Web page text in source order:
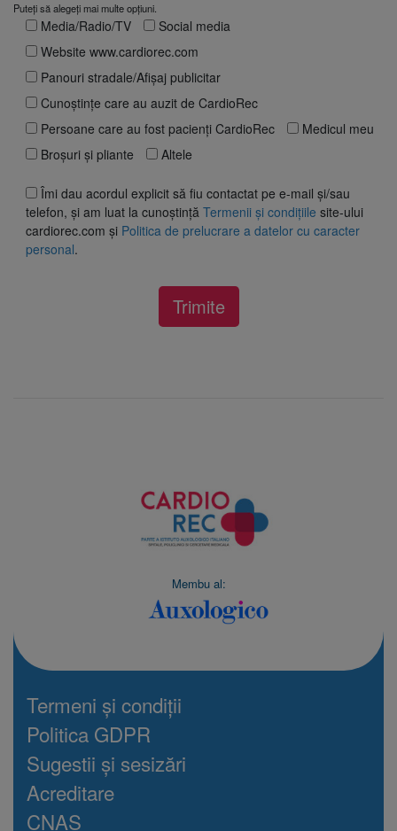
Puteți să alegeți mai multe opțiuni.
Media/Radio/TV
Social media
Website www.cardiorec.com
Panouri stradale/Afișaj publicitar
Cunoștințe care au auzit de CardioRec
Persoane care au fost pacienți CardioRec
Medicul meu
Broșuri și pliante
Altele
Îmi dau acordul explicit să fiu contactat pe e-mail și/sau
telefon, și am luat la cunoștință Termenii și condițiile site-ului
cardiorec.com și Politica de prelucrare a datelor cu caracter
personal.
Membu al:
Termeni și condiții
Politica GDPR
Sugestii și sesizări
Acreditare
CNAS